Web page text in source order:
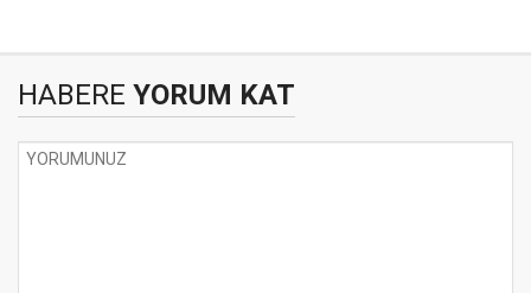
HABERE YORUM KAT